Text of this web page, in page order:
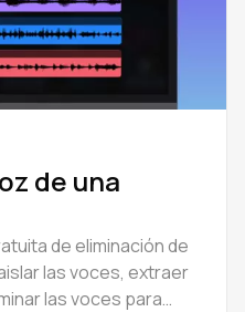
de una
de eliminación de
las voces, extraer
las voces para